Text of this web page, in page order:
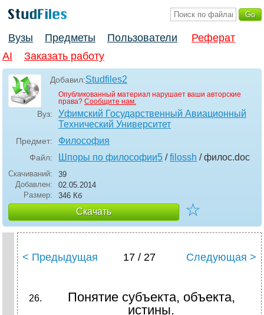
Вузы Предметы Пользователи
Реферат
AI
Заказать работу
Добавил:Studfiles2
Опубликованный материал нарушает ваши авторские
права? Сообщите нам.
Вуз:
Уфимский Государственный Авиационный
Технический Университет
Предмет: Философия
Файл: Шпоры по философии5 /filossh / филос.doc
Скачиваний:
39
Добавлен:
02.05.2014
Размер:
346 Кб
Скачать ☆
< Предыдущая 17 / 27 Следующая >
Понятие субъекта, объекта,
истины.